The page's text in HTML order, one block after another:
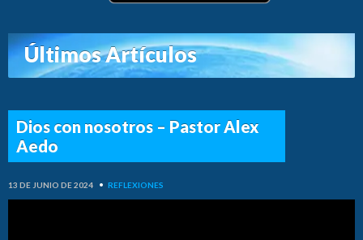
Últimos Artículos
Dios con nosotros – Pastor Alex
Aedo
13 DE JUNIO DE 2024 • REFLEXIONES